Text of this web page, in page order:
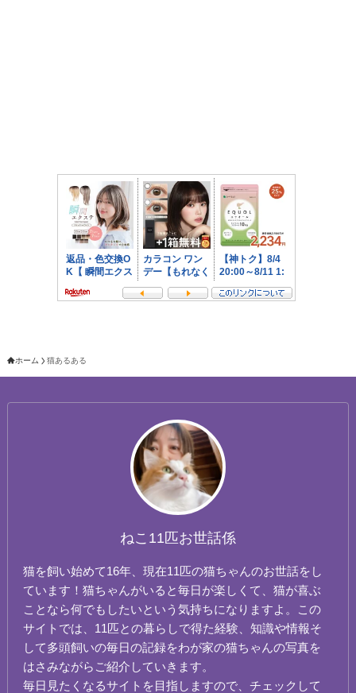
ホーム 猫あるある
ねこ11匹お世話係
猫を飼い始めて16年、現在11匹の猫ちゃんのお世話をし
ています！猫ちゃんがいると毎日が楽しくて、猫が喜ぶ
ことなら何でもしたいという気持ちになりますよ。この
サイトでは、11匹との暮らしで得た経験、知識や情報そ
して多頭飼いの毎日の記録をわが家の猫ちゃんの写真を
はさみながらご紹介していきます。
毎日見たくなるサイトを目指しますので、チェックして